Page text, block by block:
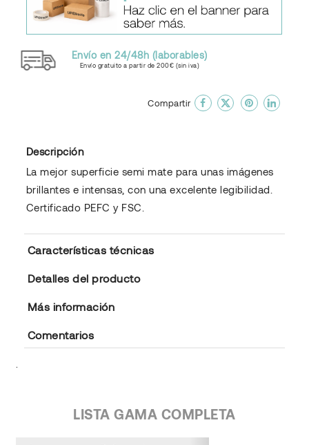
Envío en 24/48h (laborables)
Envío gratuito a partir de 200€ (sin iva)
Compartir
Descripción
La mejor superficie semi mate para unas imágenes
brillantes e intensas, con una excelente legibilidad.
Certificado PEFC y FSC.
Características técnicas
Detalles del producto
Más información
Comentarios
LISTA GAMA COMPLETA